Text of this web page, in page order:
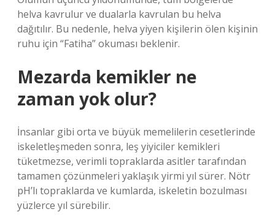
helva kavrulur ve dualarla kavrulan bu helva
dağıtılır. Bu nedenle, helva yiyen kişilerin ölen kişinin
ruhu için “Fatiha” okuması beklenir.
Mezarda kemikler ne
zaman yok olur?
İnsanlar gibi orta ve büyük memelilerin cesetlerinde
iskeletleşmeden sonra, leş yiyiciler kemikleri
tüketmezse, verimli topraklarda asitler tarafından
tamamen çözünmeleri yaklaşık yirmi yıl sürer. Nötr
pH’lı topraklarda ve kumlarda, iskeletin bozulması
yüzlerce yıl sürebilir.